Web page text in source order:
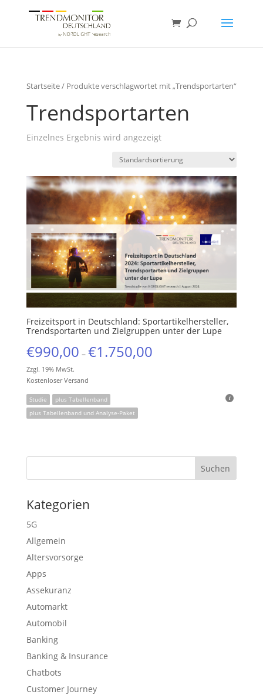
Startseite/ Produkte verschlagwortet mit „Trendsportarten“
Trendsportarten
Einzelnes Ergebnis wird angezeigt
Freizeitsport in Deutschland: Sportartikelhersteller,
Trendsportarten und Zielgruppen unter der Lupe
€990,00 – €1.750,00
Zzgl. 19% MwSt.
Kostenloser Versand
Studie
plus Tabellenband
plus Tabellenband und Analyse-Paket
Kategorien
5G
Allgemein
Altersvorsorge
Apps
Assekuranz
Automarkt
Automobil
Banking
Banking & Insurance
Chatbots
Customer Journey